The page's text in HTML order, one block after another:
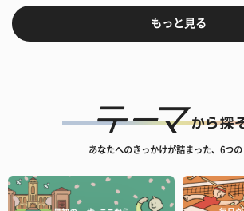
もっと見る
あなたへのきっかけが詰まった、6つの